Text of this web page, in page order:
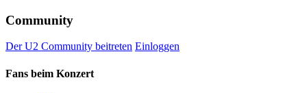
Community
Der U2 Community beitreten Einloggen
Fans beim Konzert